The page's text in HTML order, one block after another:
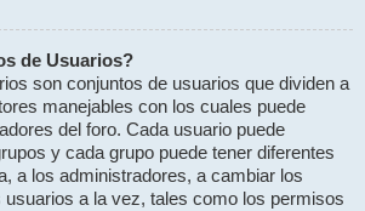
de Usuarios?
son conjuntos de usuarios que dividen a
manejables con los cuales puede
del foro. Cada usuario puede
y cada grupo puede tener diferentes
a los administradores, a cambiar los
a la vez, tales como los permisos